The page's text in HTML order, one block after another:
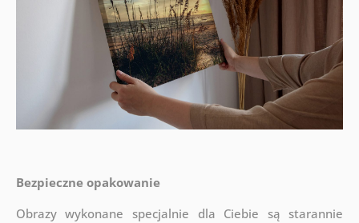
Bezpieczne opakowanie
Obrazy wykonane specjalnie dla Ciebie są starannie